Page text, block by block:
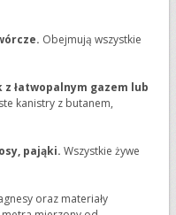
Obejmują wszystkie
łatwopalnym gazem lub
kanistry z butanem,
pająki. Wszystkie żywe
oraz materiały